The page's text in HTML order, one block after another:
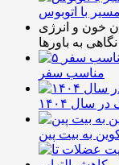
با اتوبوس
خون و انرژی
به باورها
مناسب سفر
سال ۱۴۰۴
به بیت پین